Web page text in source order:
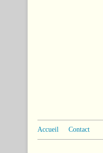
Accueil Contact